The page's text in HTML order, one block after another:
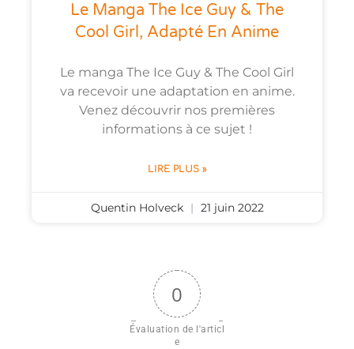
Le Manga The Ice Guy & The
Cool Girl, Adapté En Anime
Le manga The Ice Guy & The Cool Girl
va recevoir une adaptation en anime.
Venez découvrir nos premières
informations à ce sujet !
LIRE PLUS »
Quentin Holveck 21 juin 2022
0
Évaluation de l'articl
e